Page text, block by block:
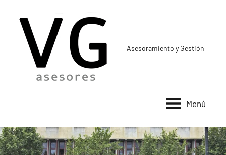
contenido
Asesoramiento y Gestión
Menú